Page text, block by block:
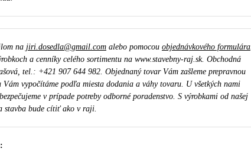
na jiri.dosedla@gmail.comalebo pomocou objednávkového formulára.
a cenníky celého sortimentu na www.stavebny-raj.sk. Obchodná
tel.: +421 907 644 982. Objednaný tovar Vám zašleme prepravnou
Vám vypočítáme podľa miesta dodania a váhy tovaru. U všetkých nami
v prípade potreby odborné poradenstvo. S výrobkami od našej
stavba bude cítiť ako v raji.